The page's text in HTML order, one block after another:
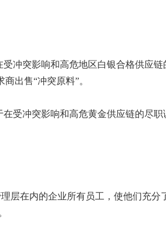
冲突影响和高危地区白银合格供应链
出售“冲突原料”。
受冲突影响和高危黄金供应链的尽职
层在内的企业所有员工，使他们充分